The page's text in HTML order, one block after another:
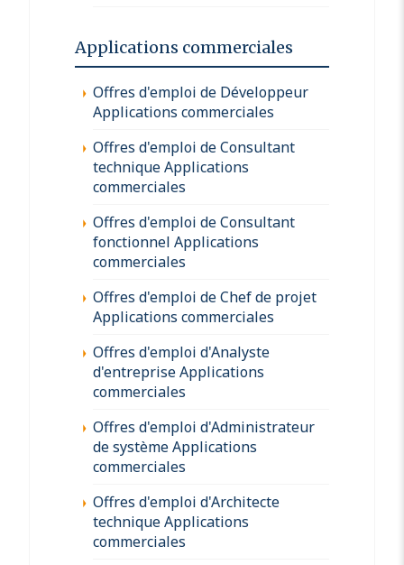
Applications commerciales
Offres d'emploi de Développeur
Applications commerciales
Offres d'emploi de Consultant
technique Applications
commerciales
Offres d'emploi de Consultant
fonctionnel Applications
commerciales
Offres d'emploi de Chef de projet
Applications commerciales
Offres d'emploi d'Analyste
d'entreprise Applications
commerciales
Offres d'emploi d'Administrateur
de système Applications
commerciales
Offres d'emploi d'Architecte
technique Applications
commerciales